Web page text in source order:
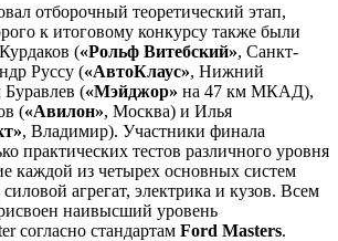
отборочный теоретический этап,
к итоговому конкурсу также были
(«Рольф Витебский», Санкт-
Руссу («АвтоКлаус», Нижний
(«Мэйджор» на 47 км МКАД),
(«Авилон», Москва) и Илья
, Владимир). Участники финала
практических тестов различного уровня
каждой из четырех основных систем
агрегат, электрика и кузов. Всем
наивысший уровень
согласно стандартам Ford Masters.